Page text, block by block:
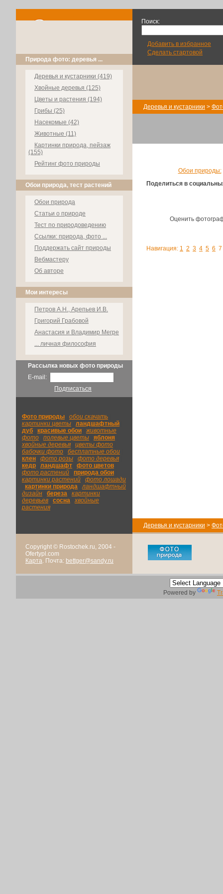
Природа фото: деревья ...
Деревья и кустарники (419)
Хвойные деревья (125)
Цветы и растения (194)
Грибы (25)
Насекомые (42)
Животные (11)
Картинки природа, пейзаж
(155)
Рейтинг фото природы
Обои природа, тест растений
Обои природа
Статьи о природе
Тест по природоведению
Ссылки: природа, фото ...
Поддержать сайт природы
Вебмастеру
Об авторе
Мои интересы
Петров А.Н., Арепьев И.В.
Григорий Грабовой
Анастасия и Владимир Мегре
... личная философия
Рассылка новых фото природы
E-mail:
Подписаться
Фото природы обои скачать
картинки цветы
ландшафтный
дуб
красивые обои
животные
фото
полевые цветы яблоня
хвойные деревья
цветы фото
бабочки фото
бесплатные обои
клен
фото розы фото деревья
кедр
ландшафт фото цветов
фото растений
природа обои
картинки растений
фото лошади
картинки природа |ландшафтный
дизайн
береза
картинки
деревьев
сосна
хвойные
растения
Поиск:
Добавить в избранное
Сделать стартовой
Деревья и кустарники >
Обои природы:
Поделиться в
Оценить
Навигация: 1 2 3 4 5 6 7
Деревья и кустарники >
Copyright © Rostochek.ru, 2004 -
Ofertypl.com
Карта. Почта: bettger@sandy.ru
Powered by